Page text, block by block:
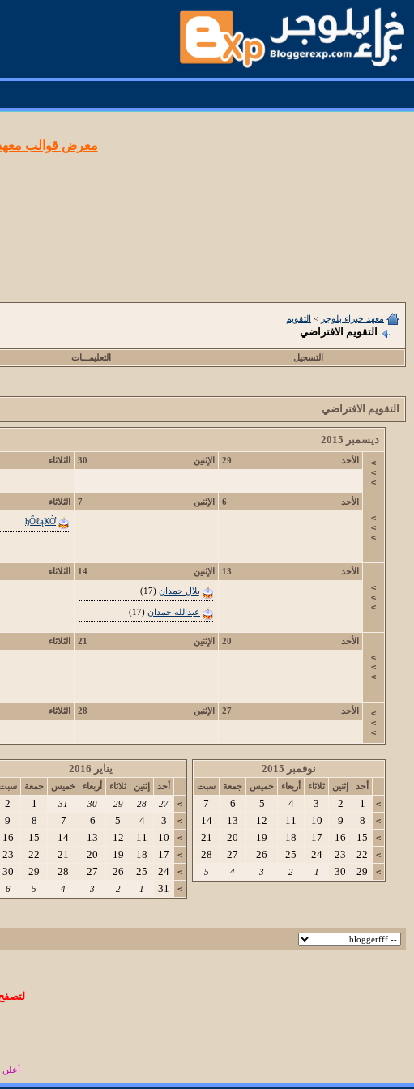
معرض قوالب معهد
معهد خبراء بلوجر > التقويم
التقويم الافتراضي
التسجيل التعليمـــات
التقويم الافتراضي
ديسمبر 2015
>
>
>
29 الأحد 30 الإثنين الثلاثاء
>
>
>
6 الأحد 7 الإثنين الثلاثاء
ђỐℓąҜỜ
>
>
>
13 الأحد 14 الإثنين
بلال حمدان (17)
عبدالله حمدان (17)
الثلاثاء
>
>
>
20 الأحد 21 الإثنين الثلاثاء
>
>
>
27 الأحد 28 الإثنين الثلاثاء
نوفمبر 2015
أحد إثنين ثلاثاء أربعاء خميس جمعة
سبت
>
1
2
3
4
5
6
7
>
8
9
10
11
12
13
14
>
15
16
17
18
19
20
21
>
22
23
24
25
26
27
28
>
29
30
1
2
3
4
5
يناير 2016
أحد إثنين ثلاثاء أربعاء خميس جمعة
>
27
28
29
30
31
1
2
>
3
4
5
6
7
8
9
>
10
11
12
13
14
15
16
>
17
18
19
20
21
22
23
>
24
25
26
27
28
29
30
>
31
1
2
3
4
5
6
أعلن